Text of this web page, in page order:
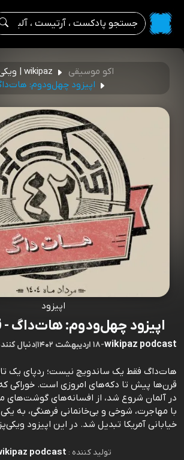
اکو موسیقی
wikipaz | ویکی‌پز
اپیزود چهل‌ودوم:
اپیزود
اپیزود چهل‌ودوم: هات‌داگ -
wikipaz podcast
-۱۸ اردیبهشت ۱۴۰۲ |6 : دنبال
هات‌‌داگ فقط یک ساندویچ نیست؛ ردپای یک
قرن‌ها پیش تا دکه‌های امروزی است. خوراکی
در آلمان شروع شد، از افسانه‌های گوشت‌های
با مهاجرت، شوخی و بی‌خانمانی فرهنگی، به یکی
خیابانی آمریکا تبدیل شد. در این اپیزود
تولید کننده : podcast